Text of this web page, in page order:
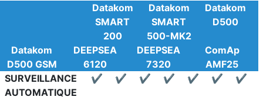
Datakom
SMART
200
Datakom
SMART
500-MK2
Datakom
D500
Datakom
D500 GSM
DEEPSEA
6120
DEEPSEA
7320
ComAp
AMF25
SURVEILLANCE
AUTOMATIQUE
✔ ✔ ✔ ✔ ✔ ✔ ✔